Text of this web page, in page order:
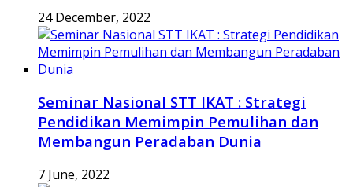
24 December, 2022
Seminar Nasional STT IKAT : Strategi
Pendidikan Memimpin Pemulihan dan
Membangun Peradaban Dunia
7 June, 2022